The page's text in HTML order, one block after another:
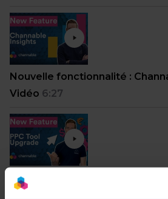
Nouvelle fonctionnalité :
Vidéo 6:27
Nouvelles fonctionnalités dans